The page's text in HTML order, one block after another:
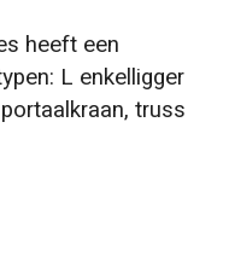
heeft een
L enkelligger
truss